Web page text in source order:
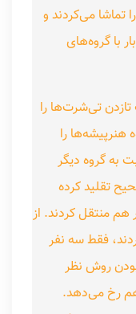
تماشا می‌کردند و
با گروه‌های
تی‌شرت‌ها را
گروه هنرپیشه‌ها را
به گروه دیگر
تقلید کرده
هم منتقل کردند. از
فقط سه نفر
بودن روش نظر
هم رخ می‌دهد.